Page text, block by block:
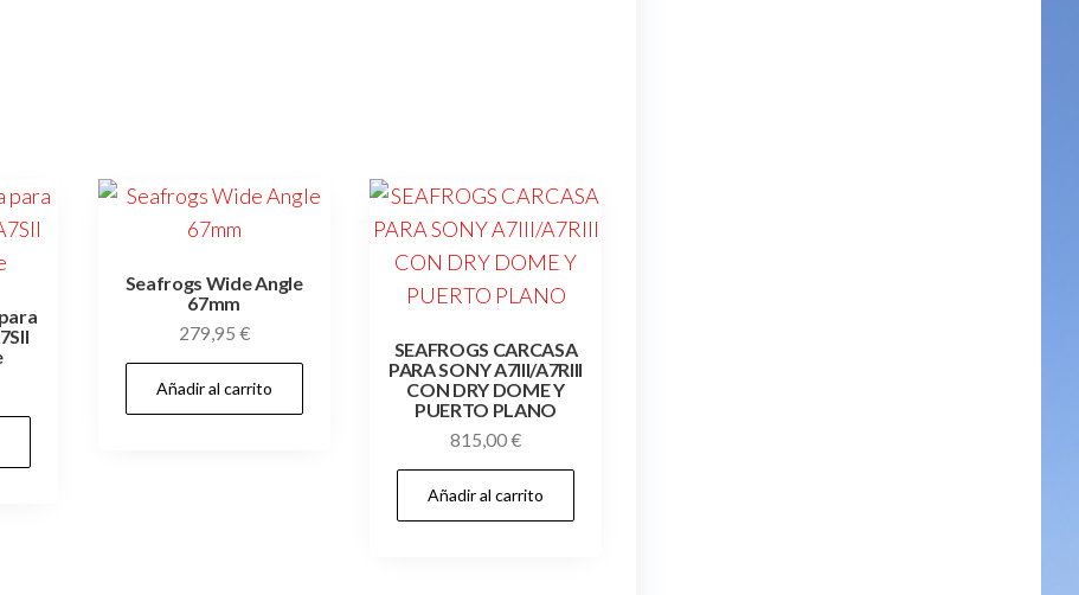
Seafrogs Wide Angle
67mm
279,95 €
Añadir al carrito
SEAFROGS CARCASA
PARA SONY A7III/A7RIII
CON DRY DOME Y
PUERTO PLANO
815,00€
Añadir al carrito